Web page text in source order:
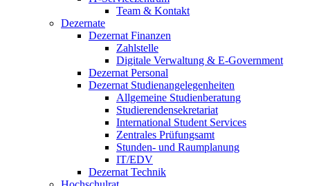
Team & Kontakt
Dezernate
Dezernat Finanzen
Zahlstelle
Digitale Verwaltung & E-Government
Dezernat Personal
Dezernat Studienangelegenheiten
Allgemeine Studienberatung
Studierendensekretariat
International Student Services
Zentrales Prüfungsamt
Stunden- und Raumplanung
IT/EDV
Dezernat Technik